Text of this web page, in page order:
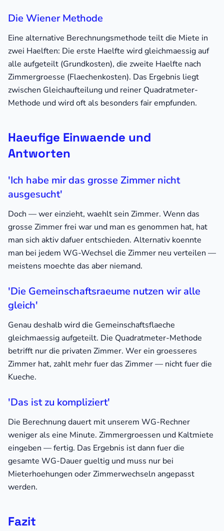
Die Wiener Methode
Eine alternative Berechnungsmethode teilt die Miete in
zwei Haelften: Die erste Haelfte wird gleichmaessig auf
alle aufgeteilt (Grundkosten), die zweite Haelfte nach
Zimmergroesse (Flaechenkosten). Das Ergebnis liegt
zwischen Gleichaufteilung und reiner Quadratmeter-
Methode und wird oft als besonders fair empfunden.
Haeufige Einwaende und
Antworten
'Ich habe mir das grosse Zimmer nicht
ausgesucht'
Doch — wer einzieht, waehlt sein Zimmer. Wenn das
grosse Zimmer frei war und man es genommen hat, hat
man sich aktiv dafuer entschieden. Alternativ koennte
man bei jedem WG-Wechsel die Zimmer neu verteilen —
meistens moechte das aber niemand.
'Die Gemeinschaftsraeume nutzen wir alle
gleich'
Genau deshalb wird die Gemeinschaftsflaeche
gleichmaessig aufgeteilt. Die Quadratmeter-Methode
betrifft nur die privaten Zimmer. Wer ein groesseres
Zimmer hat, zahlt mehr fuer das Zimmer — nicht fuer die
Kueche.
'Das ist zu kompliziert'
Die Berechnung dauert mit unserem WG-Rechner
weniger als eine Minute. Zimmergroessen und Kaltmiete
eingeben — fertig. Das Ergebnis ist dann fuer die
gesamte WG-Dauer gueltig und muss nur bei
Mieterhoehungen oder Zimmerwechseln angepasst
werden.
Fazit